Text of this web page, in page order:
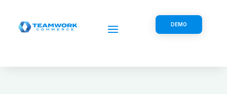
DEMO